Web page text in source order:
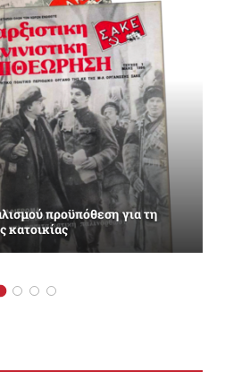
προϋπόθεση για τη
κατοικίας